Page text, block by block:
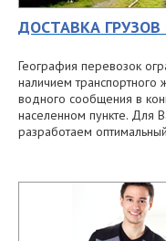
ДОСТАВКА
География перевозок
наличием транспортного
водного сообщения в
населенном пункте. Для
разработаем